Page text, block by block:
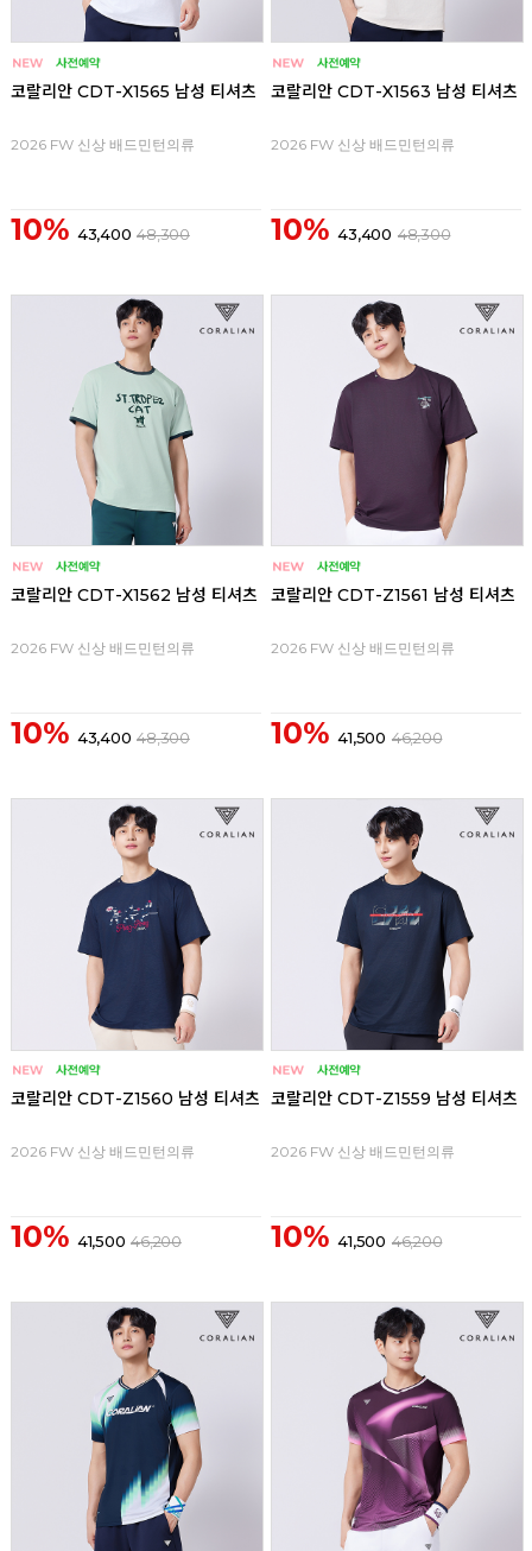
코랄리안 CDT-X1565 남성 티셔츠
2026 FW 신상 배드민턴의류
10% 43,400 48,300
코랄리안 CDT-X1563 남성 티셔츠
2026 FW 신상 배드민턴의류
10% 43,400 48,300
코랄리안 CDT-X1562 남성 티셔츠
2026 FW 신상 배드민턴의류
10% 43,400 48,300
코랄리안 CDT-Z1561 남성 티셔츠
2026 FW 신상 배드민턴의류
10% 41,500 46,200
코랄리안 CDT-Z1560 남성 티셔츠
2026 FW 신상 배드민턴의류
10% 41,500 46,200
코랄리안 CDT-Z1559 남성 티셔츠
2026 FW 신상 배드민턴의류
10% 41,500 46,200